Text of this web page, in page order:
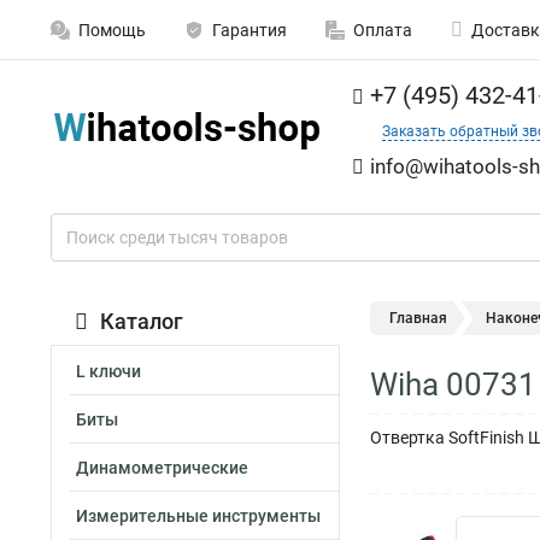
Помощь Гарантия Оплата
+7 (495) 432-
Заказать обратный
info@wihatools-
Каталог
L ключи
Биты
Динамометрические
Измерительные инструменты
Главная
Wiha 00731
Отвертка SoftFinish